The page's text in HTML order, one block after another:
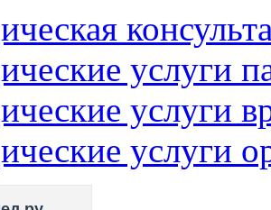
услуги
услуги
услуги